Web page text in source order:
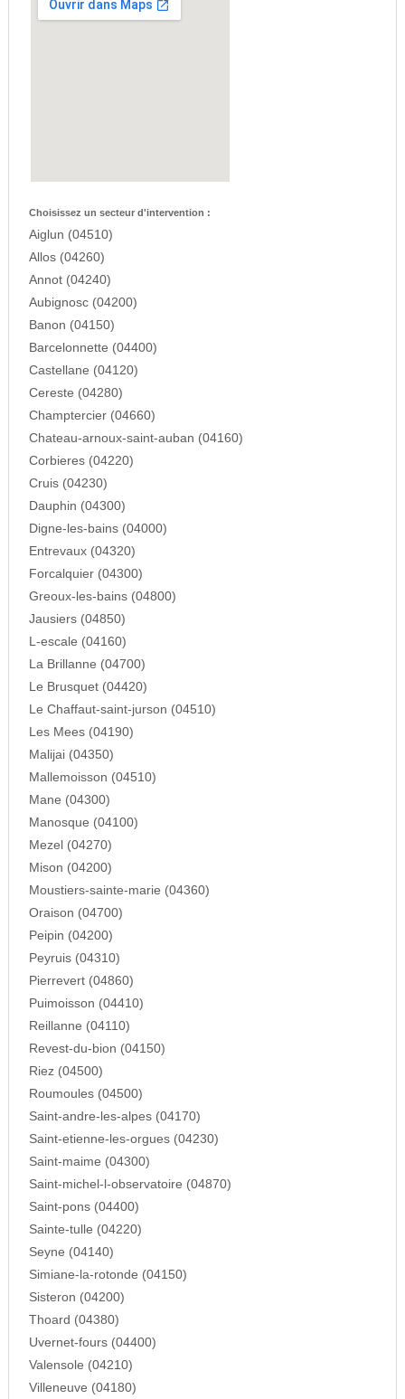
Choisissez un secteur d'intervention :
Aiglun (04510)
Allos (04260)
Annot (04240)
Aubignosc (04200)
Banon (04150)
Barcelonnette (04400)
Castellane (04120)
Cereste (04280)
Champtercier (04660)
Chateau-arnoux-saint-auban (04160)
Corbieres (04220)
Cruis (04230)
Dauphin (04300)
Digne-les-bains (04000)
Entrevaux (04320)
Forcalquier (04300)
Greoux-les-bains (04800)
Jausiers (04850)
L-escale (04160)
La Brillanne (04700)
Le Brusquet (04420)
Le Chaffaut-saint-jurson (04510)
Les Mees (04190)
Malijai (04350)
Mallemoisson (04510)
Mane (04300)
Manosque (04100)
Mezel (04270)
Mison (04200)
Moustiers-sainte-marie (04360)
Oraison (04700)
Peipin (04200)
Peyruis (04310)
Pierrevert (04860)
Puimoisson (04410)
Reillanne (04110)
Revest-du-bion (04150)
Riez (04500)
Roumoules (04500)
Saint-andre-les-alpes (04170)
Saint-etienne-les-orgues (04230)
Saint-maime (04300)
Saint-michel-l-observatoire (04870)
Saint-pons (04400)
Sainte-tulle (04220)
Seyne (04140)
Simiane-la-rotonde (04150)
Sisteron (04200)
Thoard (04380)
Uvernet-fours (04400)
Valensole (04210)
Villeneuve (04180)